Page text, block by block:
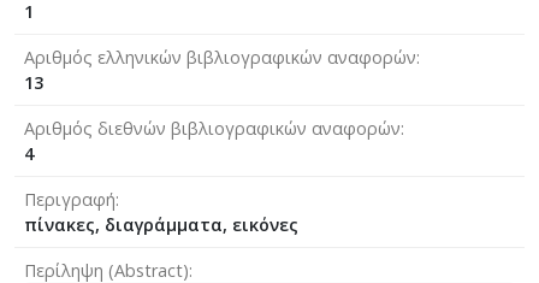
1
Αριθμός ελληνικών βιβλιογραφικών αναφορών
13
Αριθμός διεθνών βιβλιογραφικών αναφορών
4
Περιγραφή
πίνακες, διαγράμματα, εικόνες
Περίληψη (Abstract)